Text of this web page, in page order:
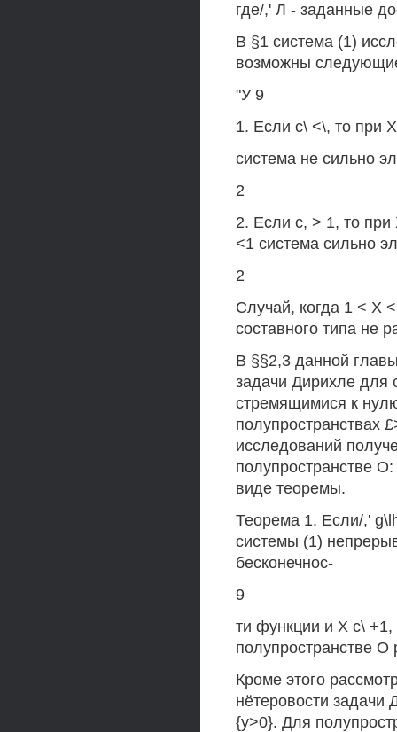
где/,' Л - заданные
В §1 система (1)
возможны
"У 9
1. Если с\ <\, то при
система не сильно
2
2. Если с, > 1, то
<1 система сильно
2
Случай, когда 1 < X
составного типа не
В §§2,3 данной
задачи Дирихле
стремящимися к
полупространствах
исследований
полупространстве
виде теоремы.
Теорема 1. Если/,'
системы (1)
бесконечнос-
9
ти функции и X с\
полупространстве
Кроме этого
нётеровости задачи
{у>0}. Для